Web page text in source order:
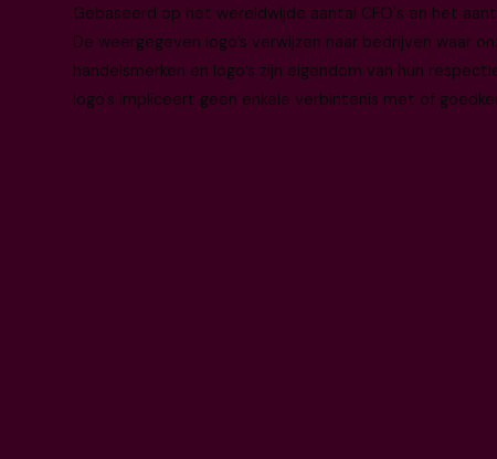
Gebaseerd op het wereldwijde aantal CFO's en het
De weergegeven logo’s verwijzen naar bedrijven waar
handelsmerken en logo’s zijn eigendom van hun
logo's impliceert geen enkele verbintenis met of